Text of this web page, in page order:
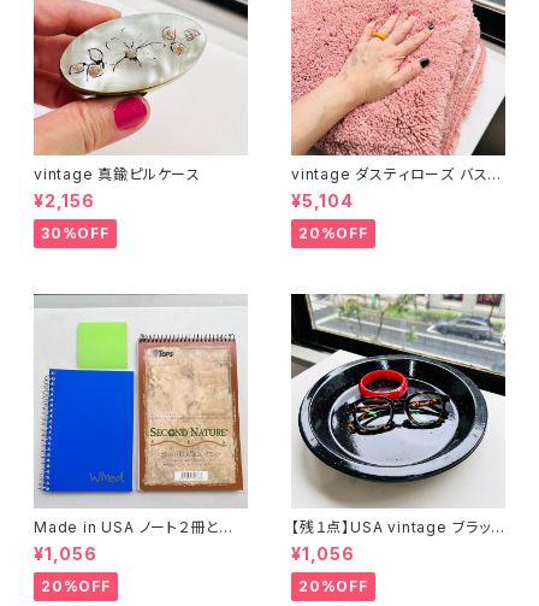
vintage 真鍮ピルケース
¥2,156
30%OFF
vintage ダスティローズ バスマ
ット
¥5,104
20%OFF
Made in USA ノート２冊とお
まけ
¥1,056
20%OFF
【残１点】USA vintage ブラック
琺瑯プレート
¥1,056
20%OFF